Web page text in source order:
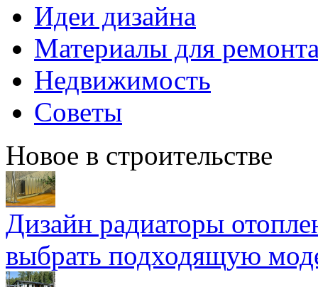
Идеи дизайна
Материалы для
Недвижимость
Советы
Новое в строительстве
Дизайн радиаторы
выбрать подходящую